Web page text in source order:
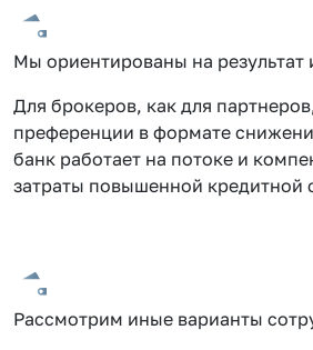
Мы ориентированы на результат
Для брокеров, как для
преференции в формате
банк работает на потоке и
затраты повышенной кредитной
Рассмотрим иные варианты